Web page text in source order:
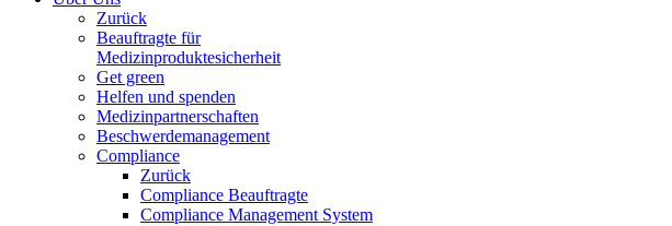
Zurück
Beauftragte für
Medizinproduktesicherheit
Get green
Helfen und spenden
Medizinpartnerschaften
Beschwerdemanagement
Compliance
Zurück
Compliance Beauftragte
Compliance Management System